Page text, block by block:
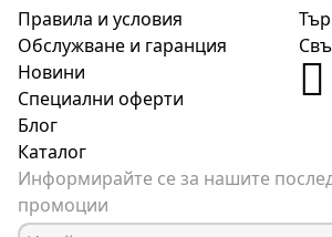
Правила и условия
Обслужване и гаранция
Новини
Специални оферти
Блог
Каталог
Информирайте се за нашите
промоции